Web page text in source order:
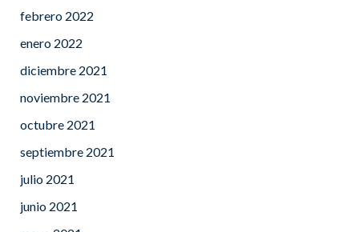
febrero 2022
enero 2022
diciembre 2021
noviembre 2021
octubre 2021
septiembre 2021
julio 2021
junio 2021